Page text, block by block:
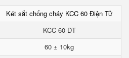
Két sắt chống cháy KCC 60 Điện Tử
KCC 60 ĐT
60 ± 10kg